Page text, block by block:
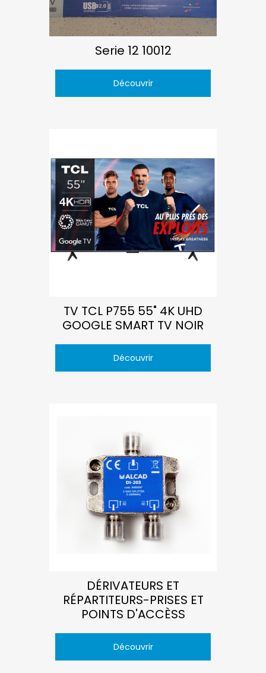
Serie 12 10012
Découvrir
TV TCL P755 55" 4K UHD
GOOGLE SMART TV NOIR
Découvrir
DÉRIVATEURS ET
RÉPARTITEURS-PRISES ET
POINTS D'ACCÈSS
Découvrir